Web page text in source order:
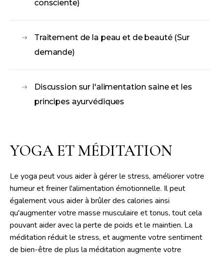
consciente)
Traitement de la peau et de beauté (Sur
demande)
Discussion sur l'alimentation saine et les
principes ayurvédiques
YOGA ET MÉDITATION
Le yoga peut vous aider à gérer le stress, améliorer votre
humeur et freiner l'alimentation émotionnelle. Il peut
également vous aider à brûler des calories ainsi
qu'augmenter votre masse musculaire et tonus, tout cela
pouvant aider avec la perte de poids et le maintien. La
méditation réduit le stress, et augmente votre sentiment
de bien-être de plus la méditation augmente votre